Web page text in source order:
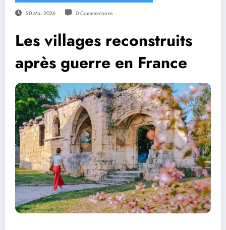
20 Mai 2026 0 Commentaires
Les villages reconstruits
après guerre en France